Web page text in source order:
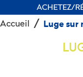
ACHETEZ/
Accueil Luge sur